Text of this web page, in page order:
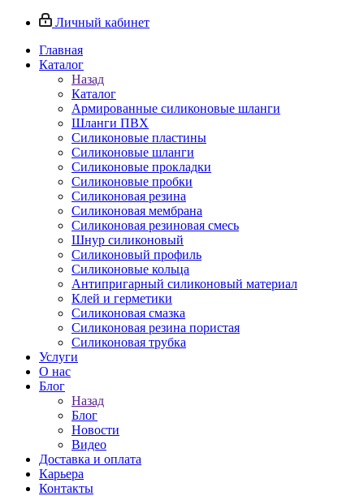
Личный кабинет
Главная
Каталог
Назад
Каталог
Армированные силиконовые шланги
Шланги ПВХ
Силиконовые пластины
Силиконовые шланги
Силиконовые прокладки
Силиконовые пробки
Силиконовая резина
Силиконовая мембрана
Силиконовая резиновая смесь
Шнур силиконовый
Силиконовый профиль
Силиконовые кольца
Антипригарный силиконовый материал
Клей и герметики
Силиконовая смазка
Силиконовая резина пористая
Силиконовая трубка
Услуги
О нас
Блог
Назад
Блог
Новости
Видео
Доставка и оплата
Карьера
Контакты